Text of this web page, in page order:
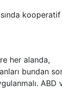
her alanda,
bundan
ABD